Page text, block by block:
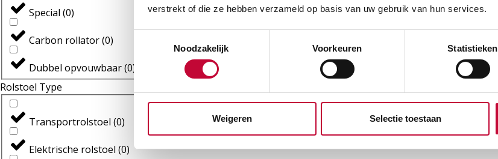
verstrekt of die ze hebben verzameld op basis van uw gebruik van hun services.
Noodzakelijk
Voorkeuren Statistieken
Weigeren Selectie toestaan
Special (0)
Carbon rollator(0)
Dubbel opvouwbaar(0)
Rolstoel Type
Transportrolstoel (0)
Elektrische rolstoel (0)